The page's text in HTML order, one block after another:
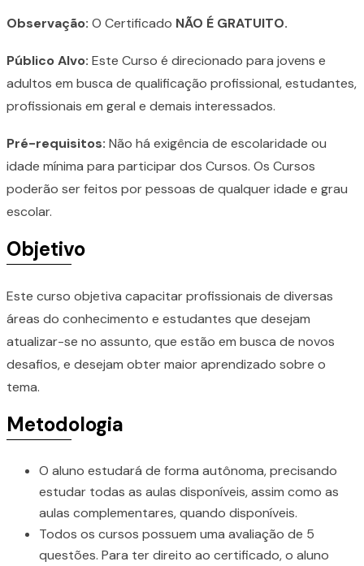
Observação: O Certificado NÃO É GRATUITO.
Público Alvo: Este Curso é direcionado para jovens e
adultos em busca de qualificação profissional, estudantes,
profissionais em geral e demais interessados.
Pré-requisitos: Não há exigência de escolaridade ou
idade mínima para participar dos Cursos. Os Cursos
poderão ser feitos por pessoas de qualquer idade e grau
escolar.
Objetivo
Este curso objetiva capacitar profissionais de diversas
áreas do conhecimento e estudantes que desejam
atualizar-se no assunto, que estão em busca de novos
desafios, e desejam obter maior aprendizado sobre o
tema.
Metodologia
O aluno estudará de forma autônoma, precisando
estudar todas as aulas disponíveis, assim como as
aulas complementares, quando disponíveis.
Todos os cursos possuem uma avaliação de 5
questões. Para ter direito ao certificado, o aluno